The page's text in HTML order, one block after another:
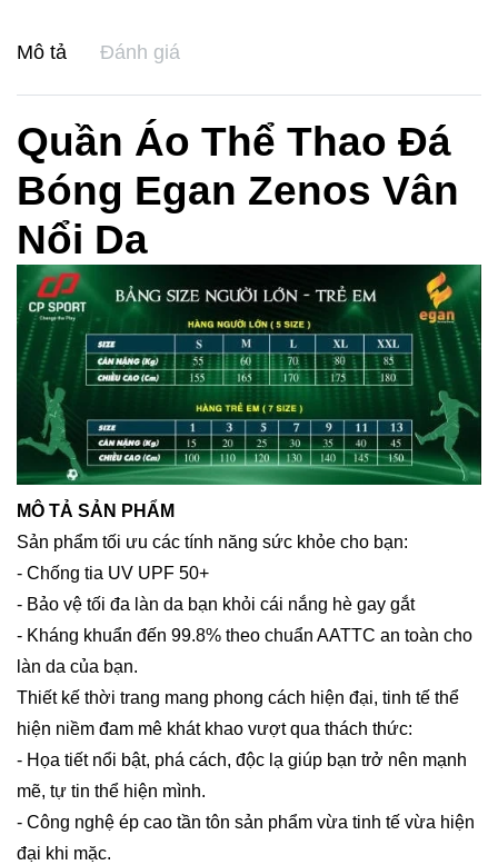
Mô tả Đánh giá
Quần Áo Thể Thao Đá
Bóng Egan Zenos Vân
Nổi Da
MÔ TẢ SẢN PHẨM
Sản phẩm tối ưu các tính năng sức khỏe cho bạn:
- Chống tia UV UPF 50+
- Bảo vệ tối đa làn da bạn khỏi cái nắng hè gay gắt
- Kháng khuẩn đến 99.8% theo chuẩn AATTC an toàn cho
làn da của bạn.
Thiết kế thời trang mang phong cách hiện đại, tinh tế thể
hiện niềm đam mê khát khao vượt qua thách thức:
- Họa tiết nổi bật, phá cách, độc lạ giúp bạn trở nên mạnh
mẽ, tự tin thể hiện mình.
- Công nghệ ép cao tần tôn sản phẩm vừa tinh tế vừa hiện
đại khi mặc.